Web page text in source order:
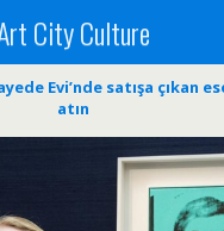
City Culture
Evi’nde satışa çıkan
atın